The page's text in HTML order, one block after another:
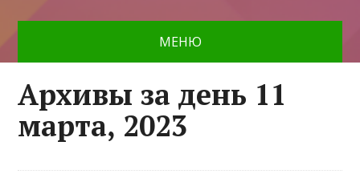
МЕНЮ
Архивы за день 11
марта, 2023